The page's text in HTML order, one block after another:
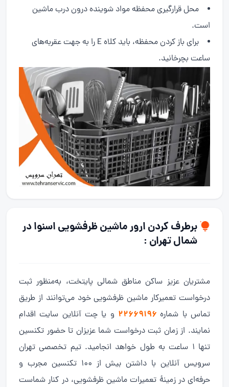
محل قرارگیری محفظه مواد شوینده درون درب ماشین
است.
برای باز کردن محفظه، باید کلاه E را به جهت عقربه‌های
ساعت بچرخانید.
برطرف کردن ارور ماشین ظرفشویی اسنوا در
شمال تهران :
مشتریان عزیز ساکن مناطق شمالی پایتخت، به‌منظور ثبت
درخواست تعمیرکار ماشین ظرفشویی خود می‌توانند از طریق
تماس با شماره ۲۲۶۶۹۱۹۶ و یا چت آنلاین سایت اقدام
نمایند. از زمان ثبت درخواست شما عزیزان تا حضور تکنسین
تنها ۱ ساعت به طول خواهد انجامید. تیم تخصصی تهران
سرویس آنلاین با داشتن بیش از ۱۰۰ تکنسین مجرب و
حرفه‌ای در زمینهٔ تعمیرات ماشین ظرفشویی، در کنار شماست